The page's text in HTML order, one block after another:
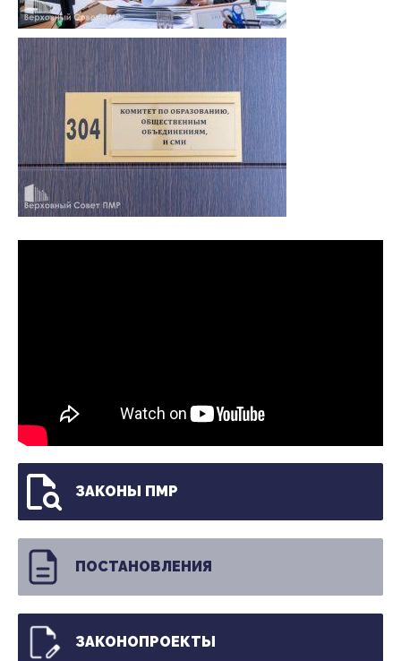
ЗАКОНЫ ПМР
ПОСТАНОВЛЕНИЯ
ЗАКОНОПРОЕКТЫ